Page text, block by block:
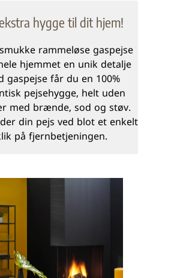
hygge til dit hjem!
rammeløse gaspejse
hjemmet en unik detalje
gaspejse får du en 100%
pejsehygge, helt uden
med brænde, sod og støv.
din pejs ved blot et enkelt
på fjernbetjeningen.